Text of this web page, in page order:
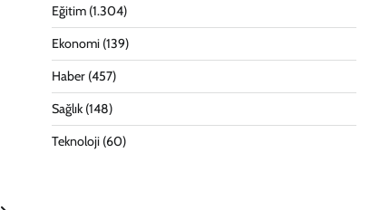
Eğitim(1.304)
Ekonomi(139)
Haber(457)
Sağlık(148)
Teknoloji(60)